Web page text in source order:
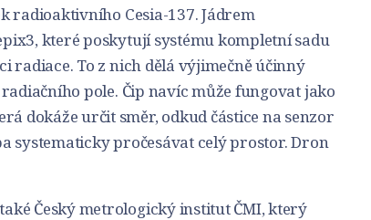
radioaktivního Cesia-137. Jádrem
které poskytují systému kompletní sadu
radiace. To z nich dělá výjimečně účinný
pole. Čip navíc může fungovat jako
dokáže určit směr, odkud částice na senzor
systematicky pročesávat celý prostor. Dron
Český metrologický institut ČMI, který